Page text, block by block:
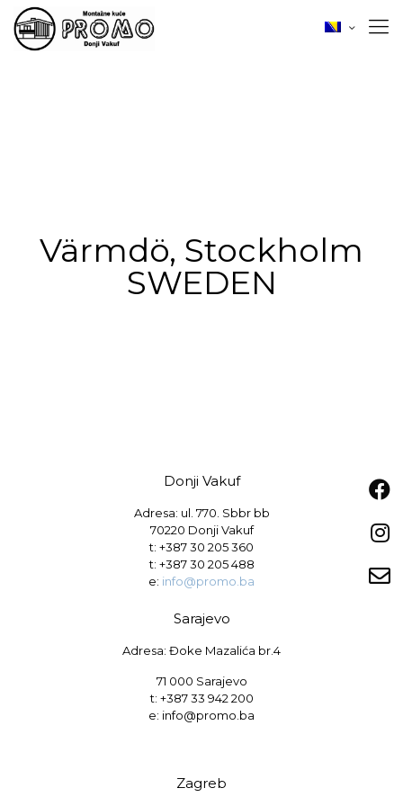
Värmdö, Stockholm
SWEDEN
Donji Vakuf
Adresa: ul. 770. Sbbr bb
70220 Donji Vakuf
t: +387 30 205 360
t: +387 30 205 488
e: info@promo.ba
Sarajevo
Adresa: Đoke Mazalića br.4
71 000 Sarajevo
t: +387 33 942 200
e: info@promo.ba
Zagreb